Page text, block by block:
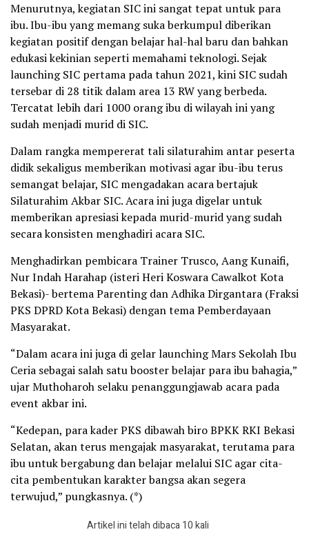
Menurutnya, kegiatan SIC ini sangat tepat untuk para
ibu. Ibu-ibu yang memang suka berkumpul diberikan
kegiatan positif dengan belajar hal-hal baru dan bahkan
edukasi kekinian seperti memahami teknologi. Sejak
launching SIC pertama pada tahun 2021, kini SIC sudah
tersebar di 28 titik dalam area 13 RW yang berbeda.
Tercatat lebih dari 1000 orang ibu di wilayah ini yang
sudah menjadi murid di SIC.
Dalam rangka mempererat tali silaturahim antar peserta
didik sekaligus memberikan motivasi agar ibu-ibu terus
semangat belajar, SIC mengadakan acara bertajuk
Silaturahim Akbar SIC. Acara ini juga digelar untuk
memberikan apresiasi kepada murid-murid yang sudah
secara konsisten menghadiri acara SIC.
Menghadirkan pembicara Trainer Trusco, Aang Kunaifi,
Nur Indah Harahap (isteri Heri Koswara Cawalkot Kota
Bekasi)- bertema Parenting dan Adhika Dirgantara (Fraksi
PKS DPRD Kota Bekasi) dengan tema Pemberdayaan
Masyarakat.
“Dalam acara ini juga di gelar launching Mars Sekolah Ibu
Ceria sebagai salah satu booster belajar para ibu bahagia,”
ujar Muthoharoh selaku penanggungjawab acara pada
event akbar ini.
“Kedepan, para kader PKS dibawah biro BPKK RKI Bekasi
Selatan, akan terus mengajak masyarakat, terutama para
ibu untuk bergabung dan belajar melalui SIC agar cita-
cita pembentukan karakter bangsa akan segera
terwujud,” pungkasnya. (*)
Artikel ini telah dibaca 10 kali